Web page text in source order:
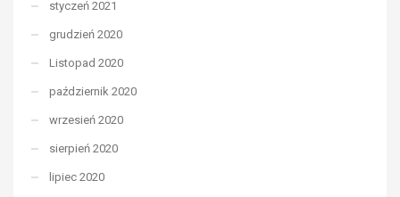
styczeń 2021
grudzień 2020
Listopad 2020
październik 2020
wrzesień 2020
sierpień 2020
lipiec 2020